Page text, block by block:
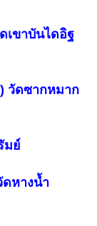
เขาบันไดอิฐ
วัดซากหมาก
มย์
หางน้ำ